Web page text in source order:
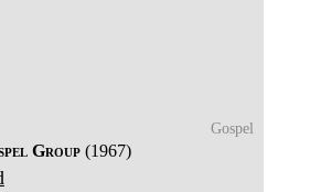
Gospel
Group(1967)